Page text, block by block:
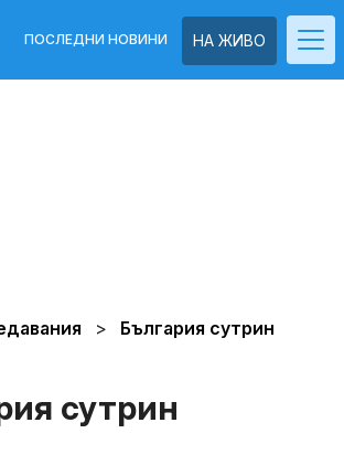
НА ЖИВО
ПОСЛЕДНИ НОВИНИ
България сутрин
сутрин